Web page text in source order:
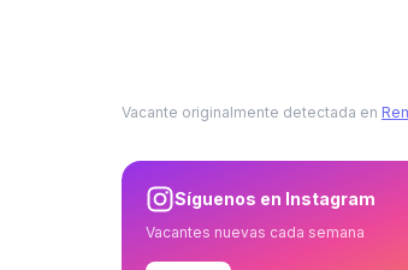
Vacante originalmente detectada en
Síguenos en Instagram
Vacantes nuevas cada semana